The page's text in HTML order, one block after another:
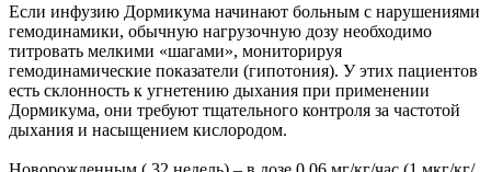
Если инфузию Дормикума начинают больным с нарушениями
гемодинамики, обычную нагрузочную дозу необходимо
титровать мелкими «шагами», мониторируя
гемодинамические показатели (гипотония). У этих пациентов
есть склонность к угнетению дыхания при применении
Дормикума, они требуют тщательного контроля за частотой
дыхания и насыщением кислородом.